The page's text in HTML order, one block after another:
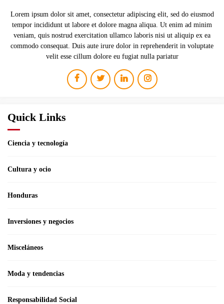
Lorem ipsum dolor sit amet, consectetur adipiscing elit, sed do eiusmod
tempor incididunt ut labore et dolore magna aliqua. Ut enim ad minim
veniam, quis nostrud exercitation ullamco laboris nisi ut aliquip ex ea
commodo consequat. Duis aute irure dolor in reprehenderit in voluptate
velit esse cillum dolore eu fugiat nulla pariatur
Quick Links
Ciencia y tecnología
Cultura y ocio
Honduras
Inversiones y negocios
Misceláneos
Moda y tendencias
Responsabilidad Social